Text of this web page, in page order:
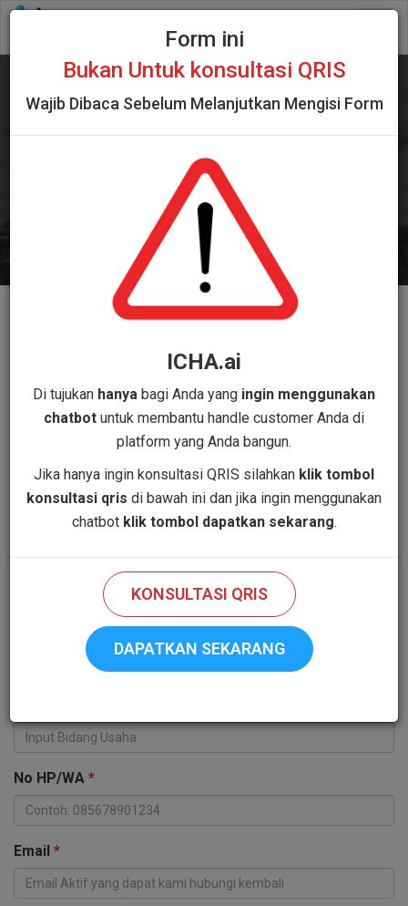
ICHA - InterActive
Chatbot Assistant
I am interested in this AI-based Chatbot and I am willing
to be contacted to get a presentation & further
information:
Jabatan*
Nama Perusahaan*
No HP/WA *
Email *
Form ini
Bukan Untuk konsultasi QRIS
Wajib Dibaca Sebelum Melanjutkan Mengisi Form
ICHA.ai
Di tujukan hanya bagi Anda yang ingin menggunakan
chatbot untuk membantu handle customer Anda di
platform yang Anda bangun.
Jika hanya ingin konsultasi QRIS silahkan klik tombol
konsultasi qris di bawah ini dan jika ingin menggunakan
chatbot klik tombol dapatkan sekarang.
KONSULTASI QRIS
DAPATKAN SEKARANG